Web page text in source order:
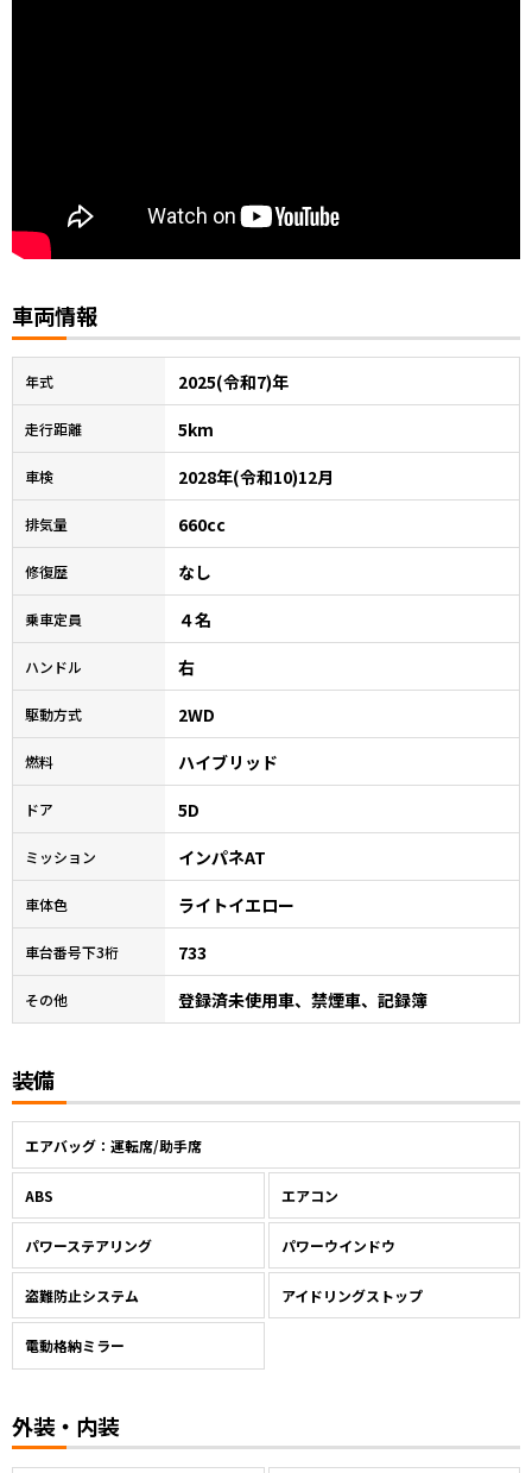
車両情報
年式 2025(令和7)年
走行距離 5km
車検 2028年(令和10)12月
排気量 660cc
修復歴 なし
乗車定員 ４名
ハンドル 右
駆動方式 2WD
燃料 ハイブリッド
ドア 5D
ミッション インパネAT
車体色 ライトイエロー
車台番号下3桁 733
その他 登録済未使用車、禁煙車、記録簿
装備
エアバッグ：運転席/助手席
ABS エアコン
パワーステアリング パワーウインドウ
盗難防止システム アイドリングストップ
電動格納ミラー
外装・内装